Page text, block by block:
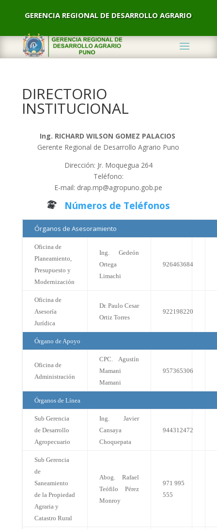
GERENCIA REGIONAL DE DESARROLLO AGRARIO
DIRECTORIO
INSTITUCIONAL
Ing. RICHARD WILSON GOMEZ PALACIOS
Gerente Regional de Desarrollo Agrario Puno
Dirección: Jr. Moquegua 264
Teléfono:
E-mail: drap.mp@agropuno.gob.pe
Números de Teléfonos
Órganos de Asesoramiento
Oficina de
Planeamiento,
Presupuesto y
Modernización
Ing. Gedeón
Ortega
Limachi
926463684
Oficina de
Asesoría
Jurídica
Dr. Paulo Cesar
Ortiz Torres
922198220
Órgano de Apoyo
Oficina de
Administración
CPC. Agustín
Mamani
Mamani
957365306
Órganos de Línea
Sub Gerencia
de Desarrollo
Agropecuario
Ing. Javier
Cansaya
Choquepata
944312472
Sub Gerencia
de
Saneamiento
de la Propiedad
Agraria y
Catastro Rural
Abog. Rafael
Teófilo Pérez
Monroy
971 995
555